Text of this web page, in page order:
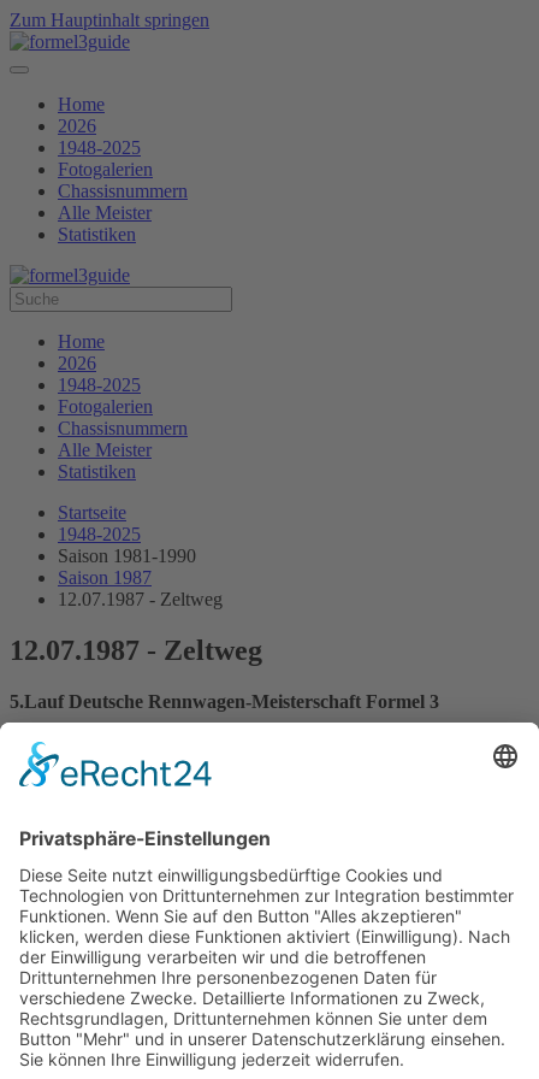
Zum Hauptinhalt springen
Home
2026
1948-2025
Fotogalerien
Chassisnummern
Alle Meister
Statistiken
Home
2026
1948-2025
Fotogalerien
Chassisnummern
Alle Meister
Statistiken
Startseite
1948-2025
Saison 1981-1990
Saison 1987
12.07.1987 - Zeltweg
12.07.1987 - Zeltweg
5.Lauf Deutsche Rennwagen-Meisterschaft Formel 3
Streckenskizze
Nennungsliste
Ergebnis Zeittraining 1
Original Zeitnahme
Ergebnis Zeittraining 2
Gesamtergebnis Zeittraining 1+2 Original Zeitnahme
Startaufstellung
Ergebnis Rennen
Original Zeitnahme